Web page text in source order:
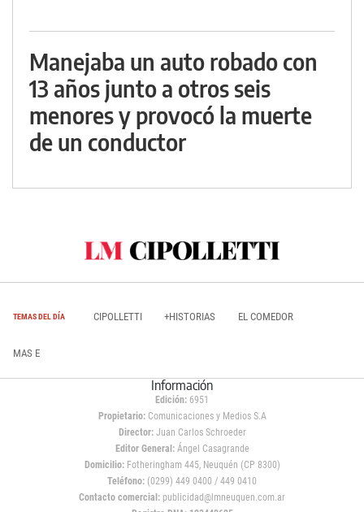
Manejaba un auto robado con
13 años junto a otros seis
menores y provocó la muerte
de un conductor
TEMAS DEL DÍA CIPOLLETTI +HISTORIAS EL COMEDOR
MAS E
Información
Edición: 6951
Propietario:Comunicaciones y Medios S.A
Director: Juan Carlos Schroeder
Editor General:Ángel Casagrande
Domicilio:Fotheringham 445, Neuquén (CP 8300)
Teléfono: (0299) 449 0400 / 449 0410
Contacto comercial: publicidad@lmneuquen.com.ar